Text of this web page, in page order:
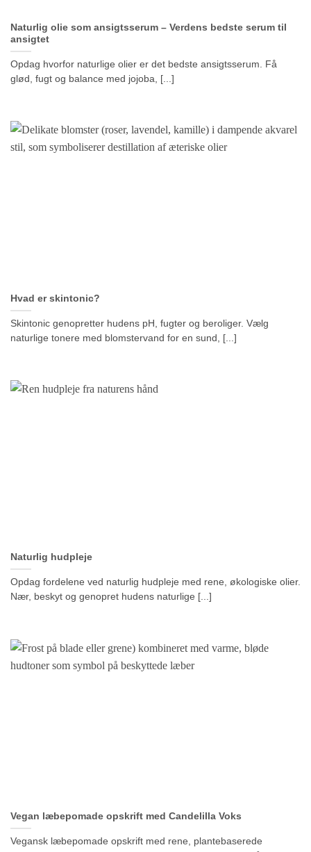
Naturlig olie som ansigtsserum – Verdens bedste serum til
ansigtet
Opdag hvorfor naturlige olier er det bedste ansigtsserum. Få
glød, fugt og balance med jojoba, [...]
Hvad er skintonic?
Skintonic genopretter hudens pH, fugter og beroliger. Vælg
naturlige tonere med blomstervand for en sund, [...]
Naturlig hudpleje
Opdag fordelene ved naturlig hudpleje med rene, økologiske olier.
Nær, beskyt og genopret hudens naturlige [...]
Vegan læbepomade opskrift med Candelilla Voks
Vegansk læbepomade opskrift med rene, plantebaserede